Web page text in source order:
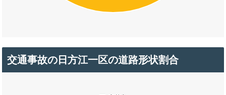
交通事故の日方江一区の道路形状割合